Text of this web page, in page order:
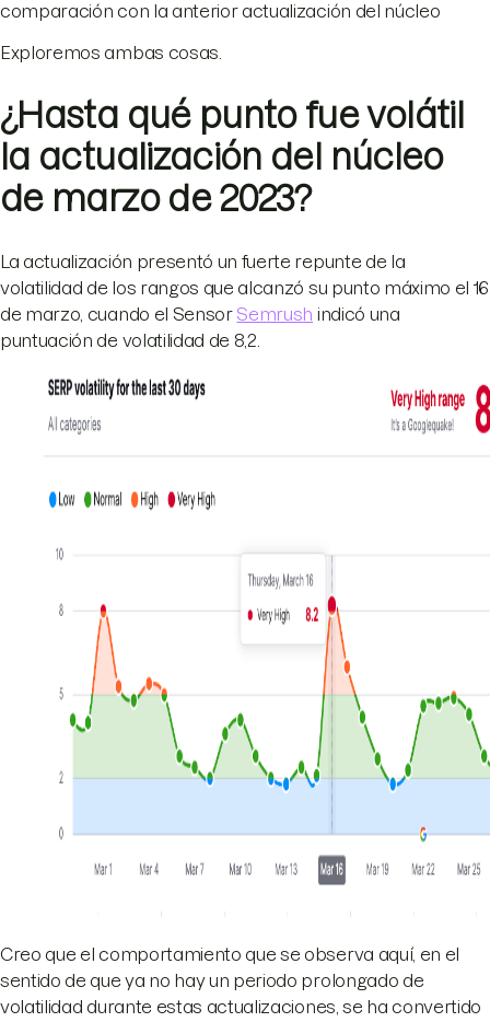
comparación con la anterior actualización del núcleo
Exploremos ambas cosas.
¿Hasta qué punto fue volátil
la actualización del núcleo
de marzo de 2023?
La actualización presentó un fuerte repunte de la
volatilidad de los rangos que alcanzó su punto máximo el 16
de marzo, cuando el Sensor Semrush indicó una
puntuación de volatilidad de 8,2.
Creo que el comportamiento que se observa aquí, en el
sentido de que ya no hay un periodo prolongado de
volatilidad durante estas actualizaciones, se ha convertido